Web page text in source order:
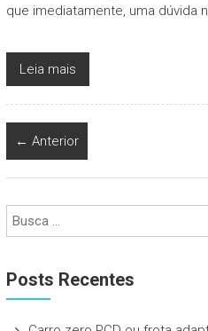
que imediatamente, uma dúvida
Leia mais
← Anterior
Posts Recentes